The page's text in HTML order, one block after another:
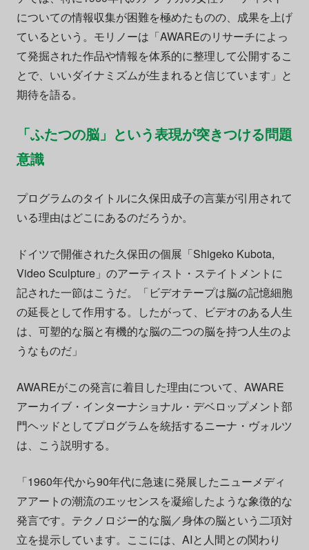
についての情報収集が困難を極めたものの、成果を上げ
ているという。モリノーは「AWAREのリサーチによっ
て発掘された作品や情報を体系的に整理して公開するこ
とで、いいダイナミズムが生まれると信じています」と
期待を語る。
「ふたつの脳」という表現が突きつける問題
意識
プログラムのタイトルに久保田成子の言葉が引用されて
いる理由はどこにあるのだろうか。
ドイツで開催された久保田の個展「Shigeko Kubota,
Video Sculpture」のアーティスト・ステイトメントに
記された一節はこうだ。「ビデオテープは脳の記憶細胞
の延長として作用する。したがって、ビデオのある人生
は、可塑的な脳と有機的な脳の二つの脳を持つ人生のよ
うなものだ」
AWAREがこの発言に着目した理由について、AWARE
アーカイブ・インターナショナル・デベロップメント部
門ヘッドとしてプログラムを統括するニーナ・ヴォルツ
は、こう説明する。
「1960年代から90年代に急速に発展したニューメディ
アアートの潮流のエッセンスを凝縮したような象徴的な
発言です。テクノロジー的な脳／身体の脳という二項対
立を提示しています。ここには、AIと人間との関わり